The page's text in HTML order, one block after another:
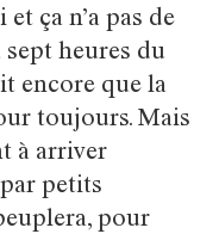
ça n’a pas de
heures du
encore que la
toujours. Mais
à arriver
petits
pour